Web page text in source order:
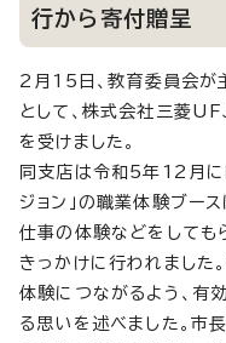
行から寄付贈呈
2月15日、教育委員会が
として、株式会社三菱
を受けました。
同支店は令和5年12月に
ジョン」の職業体験ブー
仕事の体験などをしても
きっかけに行われました
体験につながるよう、有
る思いを述べました。市